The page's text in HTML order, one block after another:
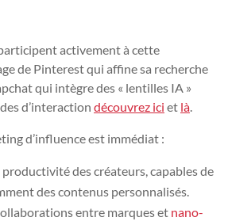
activement à cette
de Pinterest qui affine sa recherche
qui intègre des « lentilles IA »
d’interaction découvrez ici et là.
d’influence est immédiat :
des créateurs, capables de
des contenus personnalisés.
entre marques et nano-